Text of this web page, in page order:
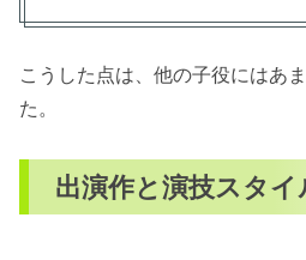
こうした点は、他の子役にはあ
た。
出演作と演技スタ